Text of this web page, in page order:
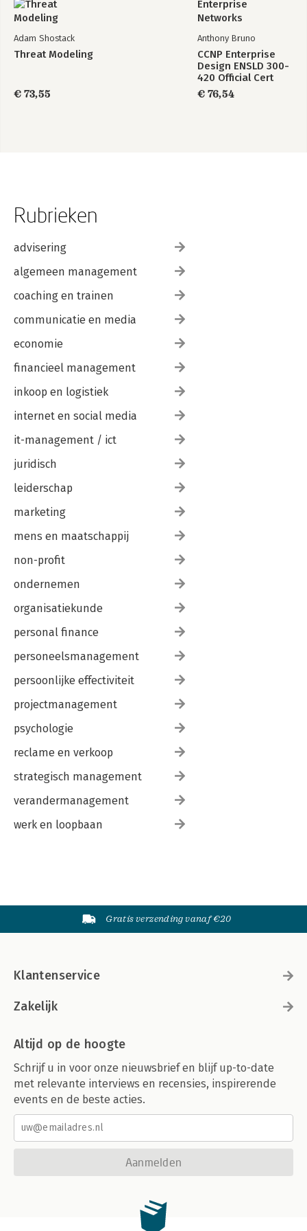
Over Michael van Wier 160
Adam Shostack
Threat Modeling
€ 73,55
Anthony Bruno
CCNP Enterprise
Design ENSLD 300-
420 Official Cert
Guide: Designing
Cisco Enterprise
€ 76,54
Rubrieken
advisering
algemeen management
coaching en trainen
communicatie en media
economie
financieel management
inkoop en logistiek
internet en social media
it-management / ict
juridisch
leiderschap
marketing
mens en maatschappij
non-profit
ondernemen
organisatiekunde
personal finance
personeelsmanagement
persoonlijke effectiviteit
projectmanagement
psychologie
reclame en verkoop
strategisch management
verandermanagement
werk en loopbaan
Gratis verzending vanaf €20
Klantenservice
Zakelijk
Altijd op de hoogte
Schrijf u in voor onze nieuwsbrief en blijf up-to-date
met relevante interviews en recensies, inspirerende
events en de beste acties.
Aanmelden